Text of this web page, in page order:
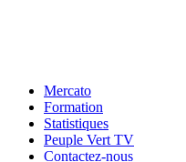
Mercato
Formation
Statistiques
Peuple Vert TV
Contactez-nous